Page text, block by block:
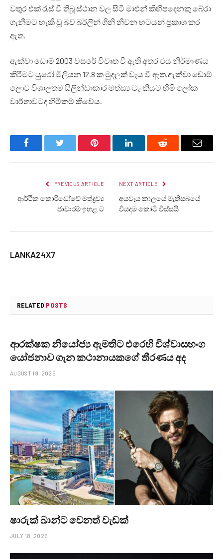
වතුර එක් රැස් වී තිබූ ස්ථාන වල සිටි මාළුන් කිහිපදෙනකු බේරා
ගැනීමට හැකි වූ බව බර්ලින් ගිනි නිවන භටයන් ප්‍රකාශ කර
ඇත.
ඇක්වා ඩොම් 2003 වසරේ විවෘත වී ඇති අතර එය නිර්මාණය
කිරීමට යුරෝ මිලියන 12.8 ක මුදලක් වැය වී ඇත.ඇක්වා ඩොම්
ලොව විශාලතම සිලින්ඩාකාර මත්ස්‍ය ටැංකියට හිමි ලෝක
වාර්තාවටද හිමිකම් කීවේය.
FacebookTwitter Pinterest LinkedInReddit Email
PREVIOUS ARTICLE
ආර්ථික කොරිඩෝවේ මත්ද්‍රව්‍ය
ජාවාරම් ඉහළ ට
NEXT ARTICLE
අයවැය කාලයේ මැතිසබයේ
වියදම කෝටි විස්සයි
LANKA24X7
RELATED POSTS
ආරක්ෂක නියෝජ්‍ය ඇමතිට එරෙහි විශ්වාසභංග
යෝජනාව ගැන කථානායකගේ තීරණය අද
AUGUST 19, 2025
ෂාරුක් ඛාන්ට වෙනත් වැඩක්
JULY 18, 2025